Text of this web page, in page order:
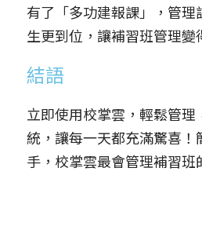
有了「多功建報課」，管
生更到位，讓補習班管理變
結語
立即使用校掌雲，輕鬆管
統，讓每一天都充滿驚喜！
手，校掌雲最會管理補習班